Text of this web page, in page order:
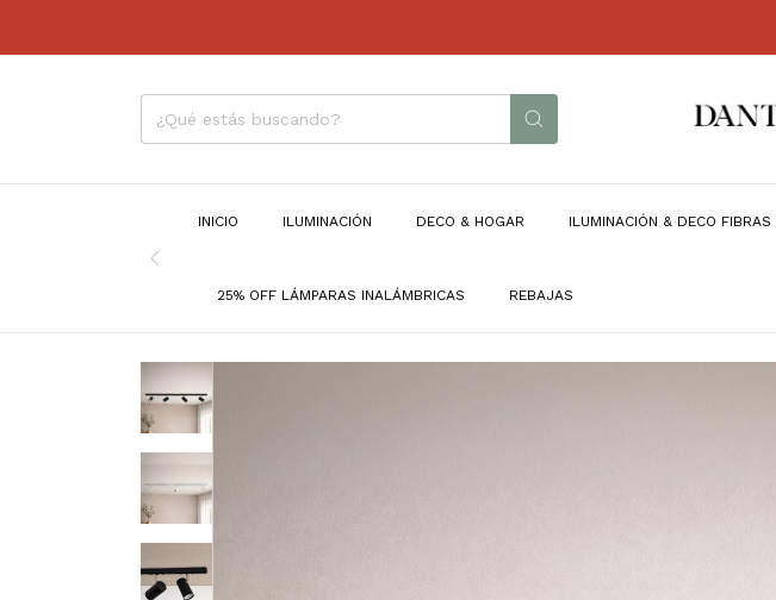
INICIO ILUMINACIÓN DECO & HOGAR ILUMINACIÓN & DECO FIBRAS
25% OFF LÁMPARAS INALÁMBRICAS REBAJAS